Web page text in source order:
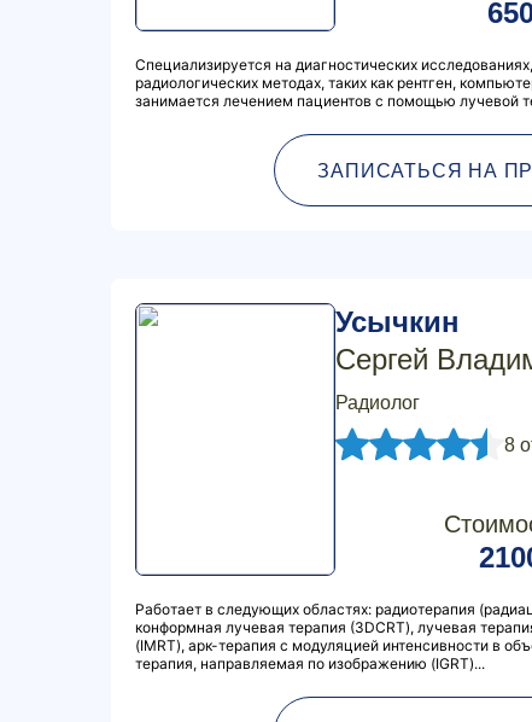
Специализируется на диагностических
радиологических методах, таких как рентген,
занимается лечением пациентов с помощью лучевой
ЗАПИСАТЬСЯ НА
Усычкин
Сергей
Радиолог
8
Работает в следующих областях: радиотерапия
конформная лучевая терапия (3DCRT), лучевая
(IMRT), арк-терапия с модуляцией интенсивности в
терапия, направляемая по изображению (IGRT)...